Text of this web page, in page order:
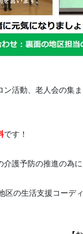
ン活動、老人会の集
です！
護予防の推進の為
区の生活支援コーデ